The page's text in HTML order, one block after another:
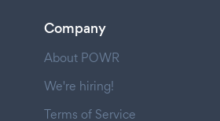
Company
About POWR
We're hiring!
Terms of Service